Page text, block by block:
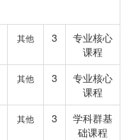
其他 3
专业核心
课程
其他 3
专业核心
课程
其他 3
学科群基
础课程